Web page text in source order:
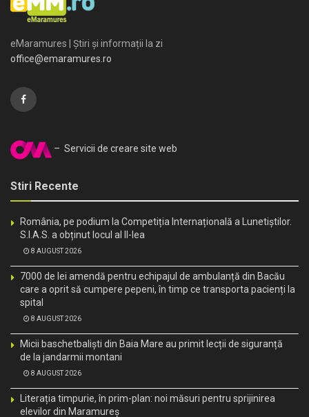
eMaramures | Știri și informații la zi
office@emaramures.ro
– Servicii de creare site web
Stiri Recente
România, pe podium la Competiția Internațională a Lunetiștilor.
S.I.A.S. a obținut locul al II-lea
8 AUGUST 2026
7000 de lei amendă pentru echipajul de ambulanță din Bacău
care a oprit să cumpere pepeni, în timp ce transporta pacienți la
spital
8 AUGUST 2026
Micii baschetbaliști din Baia Mare au primit lecții de siguranță
de la jandarmii montani
8 AUGUST 2026
Literația timpurie, în prim-plan: noi măsuri pentru sprijinirea
elevilor din Maramureș